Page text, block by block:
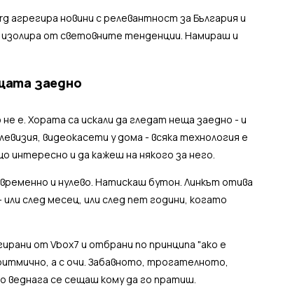
агрегира новини с релевантност за България и
изолира от световните тенденции. Намираш и
заедно
е. Хората са искали да гледат неща заедно - и
видеокасети у дома - всяка технология е
интересно и да кажеш на някого за него.
и нулево. Натискаш бутон. Линкът отива
след месец, или след пет години, когато
от Vbox7 и отбрани по принципа "ако е
а с очи. Забавното, трогателното,
веднага се сещаш кому да го пратиш.